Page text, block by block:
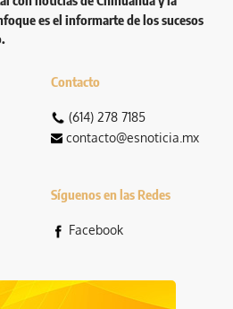
es el informarte de los sucesos
Contacto
(614) 278 7185
contacto@esnoticia.mx
Síguenos en las Redes
Facebook